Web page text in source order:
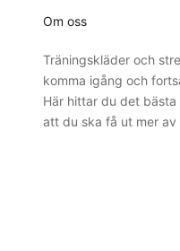
Om oss
Träningskläder och
komma igång och
Här hittar du det
att du ska få ut mer av